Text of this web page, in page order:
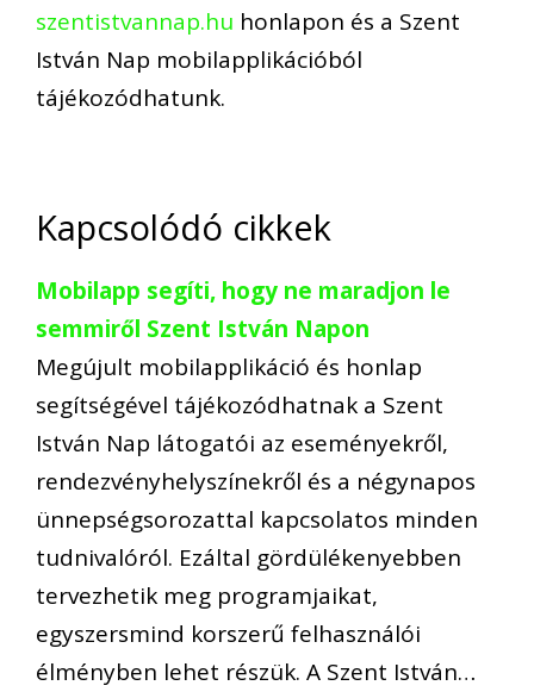
szentistvannap.hu honlapon és a Szent
István Nap mobilapplikációból
tájékozódhatunk.
Kapcsolódó cikkek
Mobilapp segíti, hogy ne maradjon le
semmiről Szent István Napon
Megújult mobilapplikáció és honlap
segítségével tájékozódhatnak a Szent
István Nap látogatói az eseményekről,
rendezvényhelyszínekről és a négynapos
ünnepségsorozattal kapcsolatos minden
tudnivalóról. Ezáltal gördülékenyebben
tervezhetik meg programjaikat,
egyszersmind korszerű felhasználói
élményben lehet részük. A Szent István…